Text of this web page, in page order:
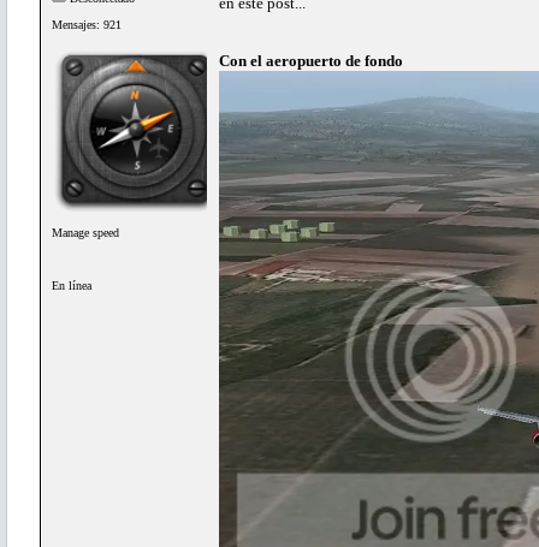
Mensajes: 921
Manage speed
En línea
Con el aeropuerto de fondo